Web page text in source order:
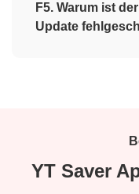
F5. Warum ist
Update
YT Saver